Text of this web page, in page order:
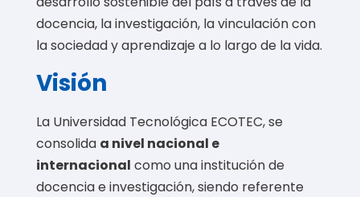
docencia, la investigación, la vinculación con
la sociedad y aprendizaje a lo largo de la vida.
Visión
La Universidad Tecnológica ECOTEC, se
consolida a nivel nacional e
internacional como una institución de
docencia e investigación, siendo referente